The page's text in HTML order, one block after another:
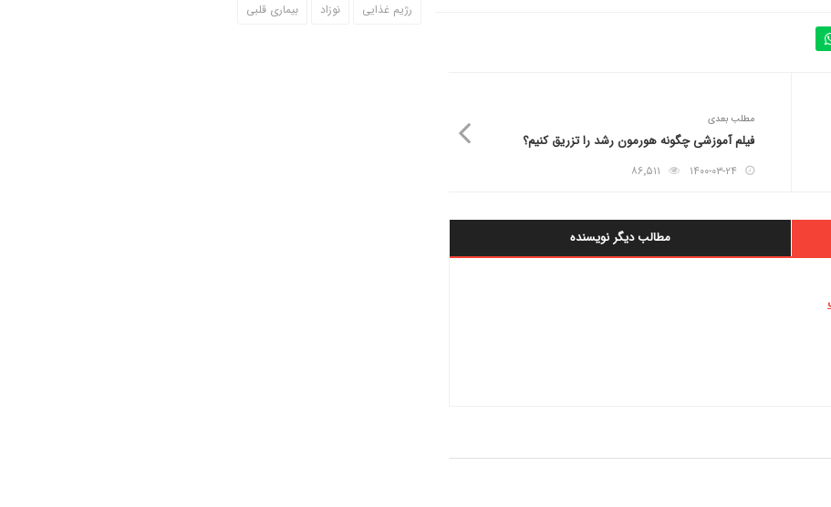
مطلب بعدی
فیلم آموزشی چگونه هورمون رشد را تزریق کنیم؟
۱۴۰۰-۰۳-۲۴ ۸۶٬۵۱۱
مطالب دیگر نویسنده
رژیم غذایی
نوزاد بیماری قلبی